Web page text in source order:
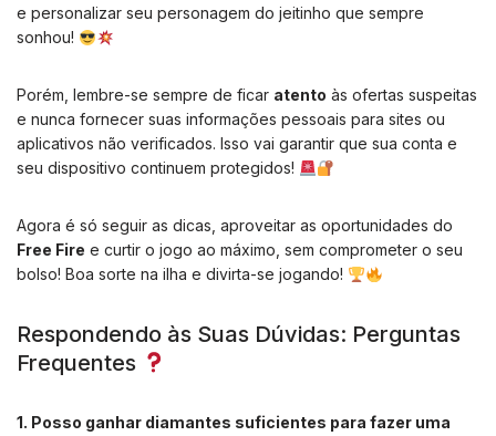
e personalizar seu personagem do jeitinho que sempre
sonhou!
Porém, lembre-se sempre de ficar atento às ofertas suspeitas
e nunca fornecer suas informações pessoais para sites ou
aplicativos não verificados. Isso vai garantir que sua conta e
seu dispositivo continuem protegidos!
Agora é só seguir as dicas, aproveitar as oportunidades do
Free Fire e curtir o jogo ao máximo, sem comprometer o seu
bolso! Boa sorte na ilha e divirta-se jogando!
Respondendo às Suas Dúvidas: Perguntas
Frequentes
1. Posso ganhar diamantes suficientes para fazer uma